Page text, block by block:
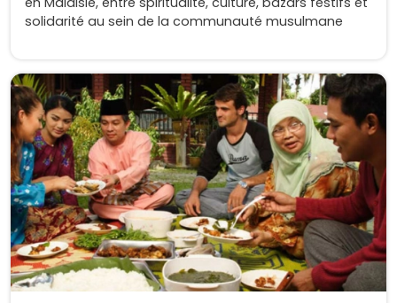
solidarité au sein de la communauté musulmane